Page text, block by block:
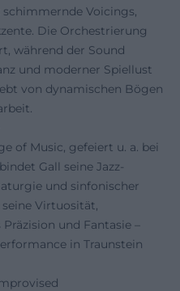
Voicings,
Die Orchestrierung
während der Sound
und moderner Spiellust
von dynamischen Bögen
of Music, gefeiert u. a. bei
Gall seine Jazz-
und sinfonischer
Virtuosität,
und Fantasie –
in Traunstein